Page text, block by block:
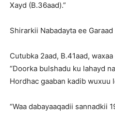
Xayd (B.36aad).”
Shirarkii Nabadayta ee
Cutubka 2aad, B.41aad,
“Doorka bulshadu ku lahayd
Hordhac gaaban kadib wuxuu
“Waa dabayaaqadii sannadkii